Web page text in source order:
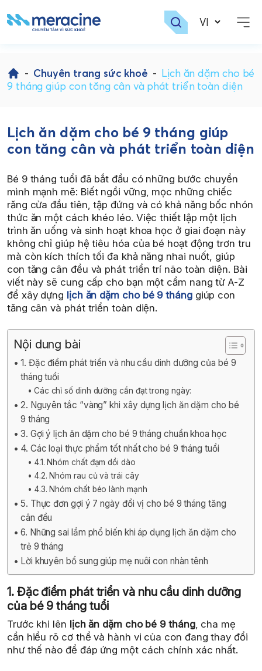
to
content
- Chuyên trang sức khoẻ - Lịch ăn dặm cho bé
9 tháng giúp con tăng cân và phát triển toàn diện
Lịch ăn dặm cho bé 9 tháng giúp
con tăng cân và phát triển toàn diện
Bé 9 tháng tuổi đã bắt đầu có những bước chuyển
mình mạnh mẽ: Biết ngồi vững, mọc những chiếc
răng cửa đầu tiên, tập đứng và có khả năng bốc nhón
thức ăn một cách khéo léo. Việc thiết lập một lịch
trình ăn uống và sinh hoạt khoa học ở giai đoạn này
không chỉ giúp hệ tiêu hóa của bé hoạt động trơn tru
mà còn kích thích tối đa khả năng nhai nuốt, giúp
con tăng cân đều và phát triển trí não toàn diện. Bài
viết này sẽ cung cấp cho bạn một cẩm nang từ A-Z
để xây dựng lịch ăn dặm cho bé 9 thánggiúp con
tăng cân và phát triển toàn diện.
Nội dung bài
1. Đặc điểm phát triển và nhu cầu dinh dưỡng của bé 9
tháng tuổi
Các chỉ số dinh dưỡng cần đạt trong ngày:
2. Nguyên tắc “vàng” khi xây dựng lịch ăn dặm cho bé
9 tháng
3. Gợi ý lịch ăn dặm cho bé 9 tháng chuẩn khoa học
4. Các loại thực phẩm tốt nhất cho bé 9 tháng tuổi
4.1. Nhóm chất đạm dồi dào
4.2. Nhóm rau củ và trái cây
4.3. Nhóm chất béo lành mạnh
5. Thực đơn gợi ý 7 ngày đổi vị cho bé 9 tháng tăng
cân đều
6. Những sai lầm phổ biến khi áp dụng lịch ăn dặm cho
trẻ 9 tháng
Lời khuyên bổ sung giúp mẹ nuôi con nhàn tênh
1. Đặc điểm phát triển và nhu cầu dinh dưỡng
của bé 9 tháng tuổi
Trước khi lên lịch ăn dặm cho bé 9 tháng, cha mẹ
cần hiểu rõ cơ thể và hành vi của con đang thay đổi
như thế nào để đáp ứng một cách chính xác nhất.